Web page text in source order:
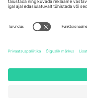
Av Chapultepec 360,
Norte, Cuauhtémoc, 06700
Ciudad de México, CDMX,
sündmusest ja/või
sündmuse lehte,
2026 Ticombo. Kõik